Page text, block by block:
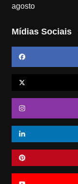
Mídias Sociais